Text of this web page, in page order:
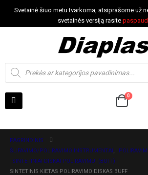
Svetainė šiuo metu tvarkoma, atsiprašome už
svetainės versiją rasite
0
PAGRINDINIS
ŠLIFAVIMO/POLIRAVIMO INSTRUMENTAI
SINTETINIAI DISKAI POLIRAVIMUI (BUFF)
SINTETINIS KIETAS POLIRAVIMO DISKAS BUFF